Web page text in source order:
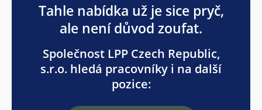
Tahle nabídka už je sice pryč,
ale není důvod zoufat.
Společnost LPP Czech Republic,
s.r.o. hledá pracovníky i na další
pozice: